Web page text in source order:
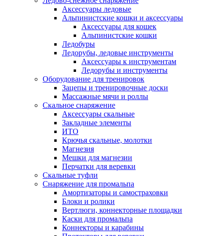
Аксессуары ледовые
Альпинистские кошки и аксессуары
Аксессуары для кошек
Альпинистские кошки
Ледобуры
Ледорубы, ледовые инструменты
Аксессуары к инструментам
Ледорубы и инструменты
Оборудование для тренировок
Зацепы и тренировочные доски
Массажные мячи и роллы
Скальное снаряжение
Аксессуары скальные
Закладные элементы
ИТО
Крючья скальные, молотки
Магнезия
Мешки для магнезии
Перчатки для веревки
Скальные туфли
Снаряжение для промальпа
Амортизаторы и самостраховки
Блоки и ролики
Вертлюги, коннекторные площадки
Каски для промальпа
Коннекторы и карабины